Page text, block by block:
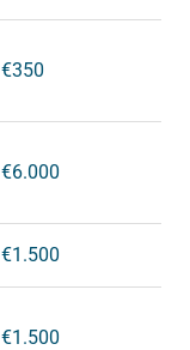
€350
€6.000
€1.500
€1.500